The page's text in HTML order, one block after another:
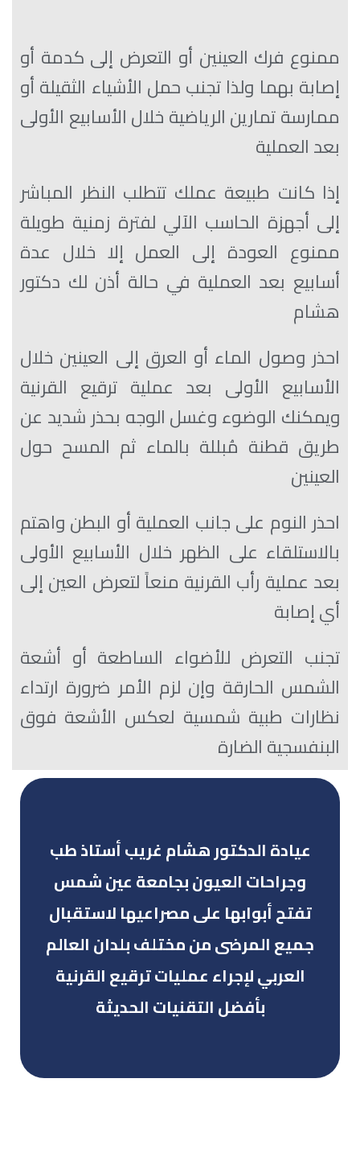
ممنوع فرك العينين أو التعرض إلى كدمة أو
إصابة بهما ولذا تجنب حمل الأشياء الثقيلة أو
ممارسة تمارين الرياضية خلال الأسابيع الأولى
بعد العملية
إذا كانت طبيعة عملك تتطلب النظر المباشر
إلى أجهزة الحاسب الآلي لفترة زمنية طويلة
ممنوع العودة إلى العمل إلا خلال عدة
أسابيع بعد العملية في حالة أذن لك دكتور
هشام
احذر وصول الماء أو العرق إلى العينين خلال
الأسابيع الأولى بعد عملية ترقيع القرنية
ويمكنك الوضوء وغسل الوجه بحذر شديد عن
طريق قطنة مُبللة بالماء ثم المسح حول
العينين
احذر النوم على جانب العملية أو البطن واهتم
بالاستلقاء على الظهر خلال الأسابيع الأولى
بعد عملية رأب القرنية منعاً لتعرض العين إلى
أي إصابة
تجنب التعرض للأضواء الساطعة أو أشعة
الشمس الحارقة وإن لزم الأمر ضرورة ارتداء
نظارات طبية شمسية لعكس الأشعة فوق
البنفسجية الضارة
عيادة الدكتور هشام غريب أستاذ طب
وجراحات العيون بجامعة عين شمس
تفتح أبوابها على مصراعيها لاستقبال
جميع المرضى من مختلف بلدان العالم
العربي لإجراء عمليات ترقيع القرنية
بأفضل التقنيات الحديثة